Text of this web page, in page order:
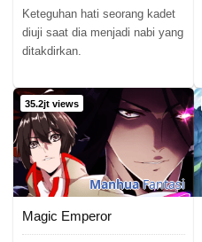
Keteguhan hati seorang kadet
diuji saat dia menjadi nabi yang
ditakdirkan.
35.2jt views
ManhuaFantasi
Magic Emperor